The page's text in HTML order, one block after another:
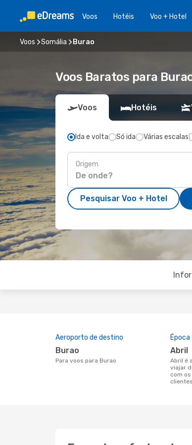
Voos Hotéis Voo + Hotel
Voos Somália Burao
Voos Baratos para
Voos Hotéis
Ida e volta Só ida Várias escalas
Origem
Pesquisar Voo + Hotel
Aeroporto de destino
Burao
Para voos para Burao
abril
abril é a altura mais concorrida para
viajar
com
clientes